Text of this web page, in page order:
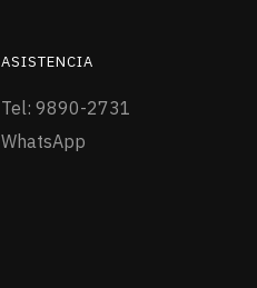
ASISTENCIA
Tel: 9890-2731
WhatsApp